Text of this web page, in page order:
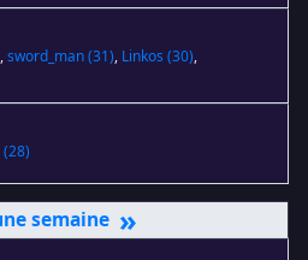
,sword_man(31), Linkos (30),
(28)
»